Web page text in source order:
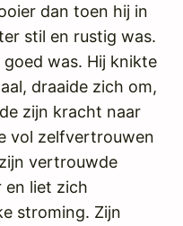
dan toen hij in
stil en rustig was.
was. Hij knikte
draaide zich om,
zijn kracht naar
vol zelfvertrouwen
vertrouwde
en liet zich
stroming. Zijn